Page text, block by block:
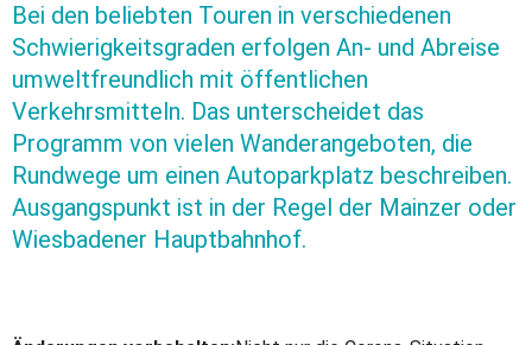
Bei den beliebten Touren in verschiedenen
Schwierigkeitsgraden erfolgen An- und Abreise
umweltfreundlich mit öffentlichen
Verkehrsmitteln. Das unterscheidet das
Programm von vielen Wanderangeboten, die
Rundwege um einen Autoparkplatz beschreiben.
Ausgangspunkt ist in der Regel der Mainzer oder
Wiesbadener Hauptbahnhof.